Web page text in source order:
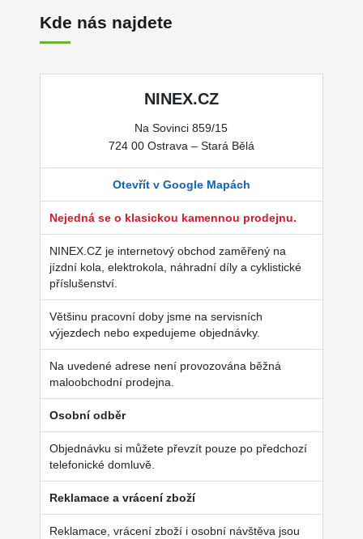
Kde nás najdete
NINEX.CZ
Na Sovinci 859/15
724 00 Ostrava – Stará Bělá
Otevřít v Google Mapách
Nejedná se o klasickou kamennou prodejnu.
NINEX.CZ je internetový obchod zaměřený na
jízdní kola, elektrokola, náhradní díly a cyklistické
příslušenství.
Většinu pracovní doby jsme na servisních
výjezdech nebo expedujeme objednávky.
Na uvedené adrese není provozována běžná
maloobchodní prodejna.
Osobní odběr
Objednávku si můžete převzít pouze po předchozí
telefonické domluvě.
Reklamace a vrácení zboží
Reklamace, vrácení zboží i osobní návštěva jsou